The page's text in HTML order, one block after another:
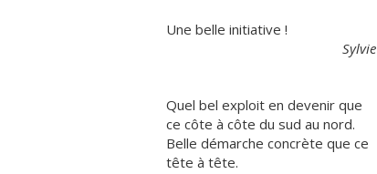
Une belle initiative !
Sylvie
Quel bel exploit en devenir que
ce côte à côte du sud au nord.
Belle démarche concrète que ce
tête à tête.